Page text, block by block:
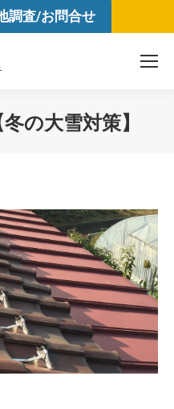
調査/お問合せ
の大雪対策】